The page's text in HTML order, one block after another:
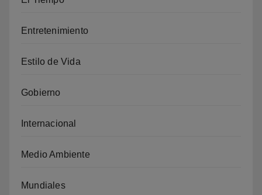
Entretenimiento
Estilo de Vida
Gobierno
Internacional
Medio Ambiente
Mundiales